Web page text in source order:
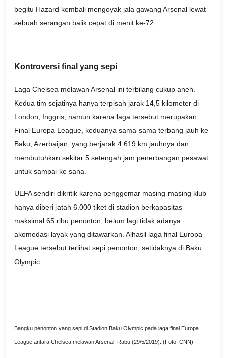
begitu Hazard kembali mengoyak jala gawang Arsenal lewat
sebuah serangan balik cepat di menit ke-72.
Kontroversi final yang sepi
Laga Chelsea melawan Arsenal ini terbilang cukup aneh.
Kedua tim sejatinya hanya terpisah jarak 14,5 kilometer di
London, Inggris, namun karena laga tersebut merupakan
Final Europa League, keduanya sama-sama terbang jauh ke
Baku, Azerbaijan, yang berjarak 4.619 km jauhnya dan
membutuhkan sekitar 5 setengah jam penerbangan pesawat
untuk sampai ke sana.
UEFA sendiri dikritik karena penggemar masing-masing klub
hanya diberi jatah 6.000 tiket di stadion berkapasitas
maksimal 65 ribu penonton, belum lagi tidak adanya
akomodasi layak yang ditawarkan. Alhasil laga final Europa
League tersebut terlihat sepi penonton, setidaknya di Baku
Olympic.
Bangku penonton yang sepi di Stadion Baku Olympic pada laga final Europa
League antara Chelsea melawan Arsenal, Rabu (29/5/2019). (Foto: CNN)